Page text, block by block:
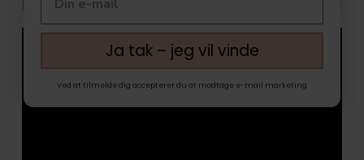
Ja tak – jeg vil vinde
Ved at tilmelde dig accepterer du at modtage e-mail marketing